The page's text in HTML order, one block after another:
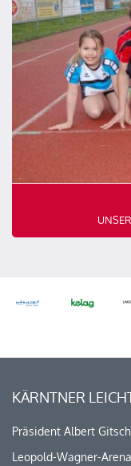
KÄRNTNER
Präsident Albert
Leopold-Wagner-Arena